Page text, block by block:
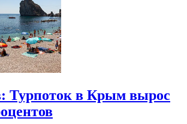
Турпоток в Крым вырос